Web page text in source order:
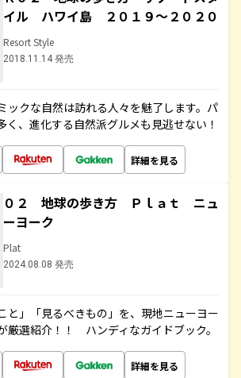
イル ハワイ島 ２０１９～２０２０
Resort Style
2018.11.14 発売
ックな自然は訪れる人々を魅了します。パ
く、進化する自然派グルメも見逃せない！
詳細を見る
０２ 地球の歩き方 Ｐｌａｔ ニュ
ーヨーク
Plat
2024.08.08 発売
と」「見るべきもの」を、現地ニューヨー
厳選紹介！！ ハンディなガイドブック。
詳細を見る